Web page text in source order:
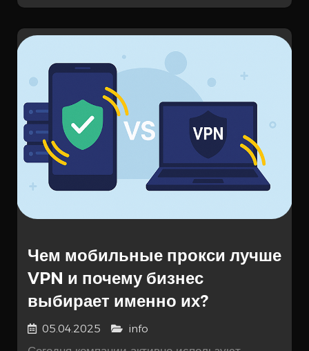
Чем мобильные прокси лучше
VPN и почему бизнес
выбирает именно их?
05.04.2025 info